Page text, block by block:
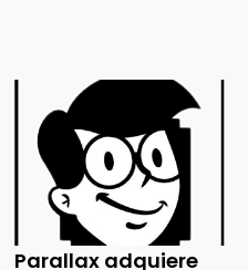
Parallax adquiere